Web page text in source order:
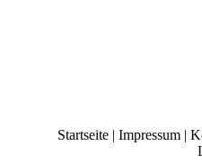
Startseite| Impressum|